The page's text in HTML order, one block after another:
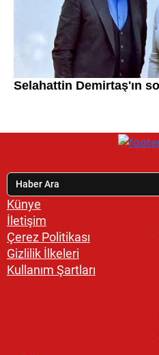
Künye
İletişim
Çerez Politikası
Gizlilik İlkeleri
Kullanım Şartları